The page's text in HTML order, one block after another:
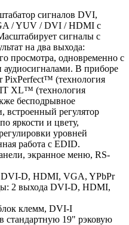
сигналов DVI,
/ YUV / DVI / HDMI с
сигналы с
на два выхода:
просмотра, одновременно с
В приборе
PixPerfect™ (технология
XL™ (технология
бесподрывное
встроенный регулятор
яркости и цвету,
уровней
работа с EDID.
экранное меню, RS-
DVI-D, HDMI, VGA, YPbPr
2 выхода DVI-D, HDMI,
клемм, DVI-I
стандартную 19" рэковую